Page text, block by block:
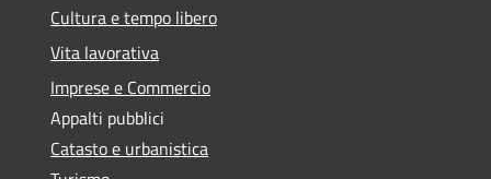
Cultura e tempo libero
Vita lavorativa
Imprese e Commercio
Appalti pubblici
Catasto e urbanistica